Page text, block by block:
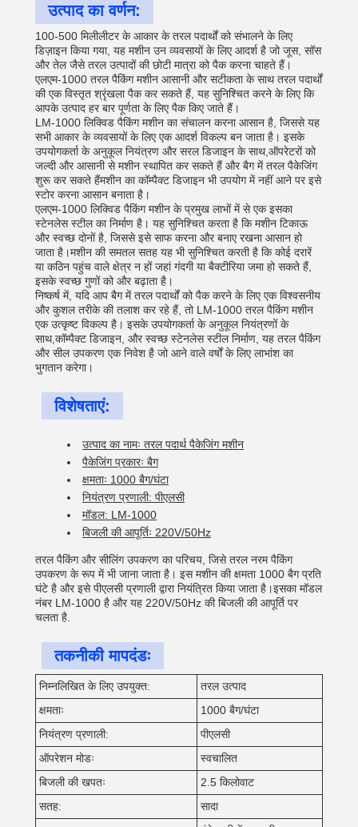
उत्पाद का वर्णन:
100-500 मिलीलीटर के आकार के तरल पदार्थों को संभालने के लिए
डिज़ाइन किया गया, यह मशीन उन व्यवसायों के लिए आदर्श है जो जूस, सॉस
और तेल जैसे तरल उत्पादों की छोटी मात्रा को पैक करना चाहते हैं।
एलएम-1000 तरल पैकिंग मशीन आसानी और सटीकता के साथ तरल पदार्थों
की एक विस्तृत श्रृंखला पैक कर सकते हैं, यह सुनिश्चित करने के लिए कि
आपके उत्पाद हर बार पूर्णता के लिए पैक किए जाते हैं।
LM-1000 लिक्विड पैकिंग मशीन का संचालन करना आसान है, जिससे यह
सभी आकार के व्यवसायों के लिए एक आदर्श विकल्प बन जाता है। इसके
उपयोगकर्ता के अनुकूल नियंत्रण और सरल डिजाइन के साथ,ऑपरेटरों को
जल्दी और आसानी से मशीन स्थापित कर सकते हैं और बैग में तरल पैकेजिंग
शुरू कर सकते हैंमशीन का कॉम्पैक्ट डिजाइन भी उपयोग में नहीं आने पर इसे
स्टोर करना आसान बनाता है।
एलएम-1000 लिक्विड पैकिंग मशीन के प्रमुख लाभों में से एक इसका
स्टेनलेस स्टील का निर्माण है। यह सुनिश्चित करता है कि मशीन टिकाऊ
और स्वच्छ दोनों है, जिससे इसे साफ करना और बनाए रखना आसान हो
जाता है।मशीन की समतल सतह यह भी सुनिश्चित करती है कि कोई दरारें
या कठिन पहुंच वाले क्षेत्र न हों जहां गंदगी या बैक्टीरिया जमा हो सकते हैं,
इसके स्वच्छ गुणों को और बढ़ाता है।
निष्कर्ष में, यदि आप बैग में तरल पदार्थों को पैक करने के लिए एक विश्वसनीय
और कुशल तरीके की तलाश कर रहे हैं, तो LM-1000 तरल पैकिंग मशीन
एक उत्कृष्ट विकल्प है। इसके उपयोगकर्ता के अनुकूल नियंत्रणों के
साथ,कॉम्पैक्ट डिजाइन, और स्वच्छ स्टेनलेस स्टील निर्माण, यह तरल पैकिंग
और सील उपकरण एक निवेश है जो आने वाले वर्षों के लिए लाभांश का
भुगतान करेगा।
विशेषताएं:
उत्पाद का नामः तरल पदार्थ पैकेजिंग मशीन
पैकेजिंग प्रकारः बैग
क्षमताः 1000 बैग/घंटा
नियंत्रण प्रणाली: पीएलसी
मॉडल: LM-1000
बिजली की आपूर्तिः 220V/50Hz
तरल पैकिंग और सीलिंग उपकरण का परिचय, जिसे तरल नरम पैकिंग
उपकरण के रूप में भी जाना जाता है। इस मशीन की क्षमता 1000 बैग प्रति
घंटे है और इसे पीएलसी प्रणाली द्वारा नियंत्रित किया जाता है।इसका मॉडल
नंबर LM-1000 है और यह 220V/50Hz की बिजली की आपूर्ति पर
चलता है.
तकनीकी मापदंडः
निम्नलिखित के लिए उपयुक्त:
तरल उत्पाद
क्षमताः
1000 बैग/घंटा
नियंत्रण प्रणाली:
पीएलसी
ऑपरेशन मोडः
स्वचालित
बिजली की खपतः
2.5 किलोवाट
सतह:
सादा